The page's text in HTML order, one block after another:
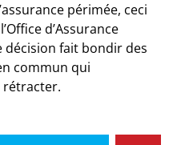
périmée, ceci
d’Assurance
décision fait bondir des
commun qui
rétracter.